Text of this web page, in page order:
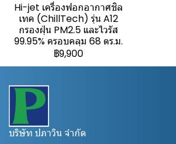
Hi-jet เครื่องฟอกอากาศชิล
เทค (ChillTech) รุ่น A12
กรองฝุ่น PM2.5 และไวรัส
99.95% ครอบคลุม 68 ตร.ม.
฿9,900
บริษัท ปภาวิน จำกัด